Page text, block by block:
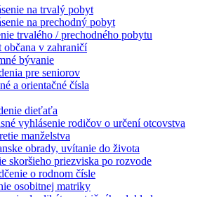
na trvalý pobyt
na prechodný pobyt
trvalého / prechodného pobytu
občana v zahraničí
bývanie
pre seniorov
a orientačné čísla
dieťaťa
vyhlásenie rodičov o určení otcovstva
manželstva
obrady, uvítanie do života
skoršieho priezviska po rozvode
o rodnom čísle
osobitnej matriky